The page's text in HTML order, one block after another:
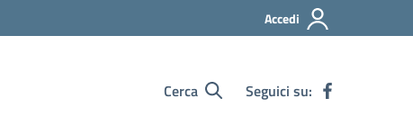
Accedi
Cerca Seguici su: